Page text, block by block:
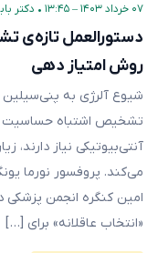
۰۷ خرداد ۱۴۰۳ – ۱۳:۴۵ • دکتر
دستورالعمل تازه‌ی
روش امتیاز دهی
شیوع آلرژی به
تشخیص اشتباه حساسیت
آنتی‌بیوتیکی نیاز
امین کنگره انجمن پزشکی
«انتخاب عاقلانه» برای […]